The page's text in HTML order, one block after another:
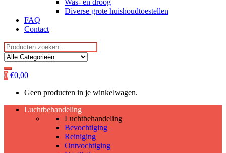
Was- en droog
Diverse grote huishoudtoestellen
FAQ
Contact
Search
for:
0 €0,00
Geen producten in je winkelwagen.
Luchtbehandeling
Luchtbehandeling
Bevochtiging
Reiniging
Ontvochtiging